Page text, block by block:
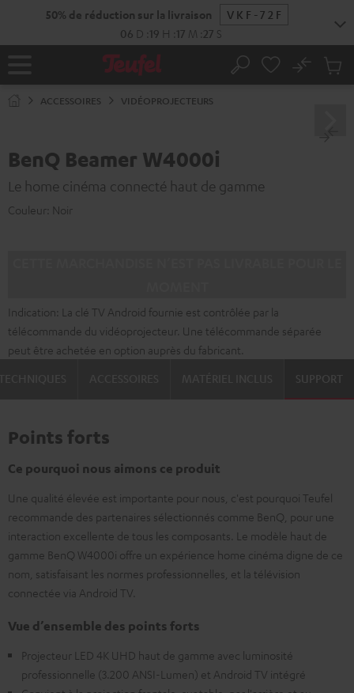
50% de réduction sur la livraison
VKF-72F
06 D 19 H 17 M 26 S
Page
Rechercher
No
ACCESSOIRES VIDÉOPROJECTEURS
BenQ Beamer W4000i
Le home cinéma connecté haut de gamme
Couleur: Noir
Indication: La clé TV Android fournie est contrôlée par la
télécommande du vidéoprojecteur. Une télécommande séparée
peut être achetée en option auprès du fabricant.
SUPPORT
Points forts
Ce pourquoi nous aimons ce produit
Une qualité élevée est importante pour nous, c'est pourquoi Teufel
recommande des partenaires sélectionnés comme BenQ, pour une
interaction excellente de tous les composants. Le modèle haut de
gamme BenQ W4000i offre un expérience home cinéma digne de ce
nom, satisfaisant les normes professionnelles, et la télévision
connectée via Android TV.
Vue d’ensemble des points forts
Projecteur LED 4K UHD haut de gamme avec luminosité
professionnelle (3.200 ANSI-Lumen) et Android TV intégré